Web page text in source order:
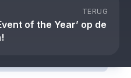
TERUG
of the Year’ op de